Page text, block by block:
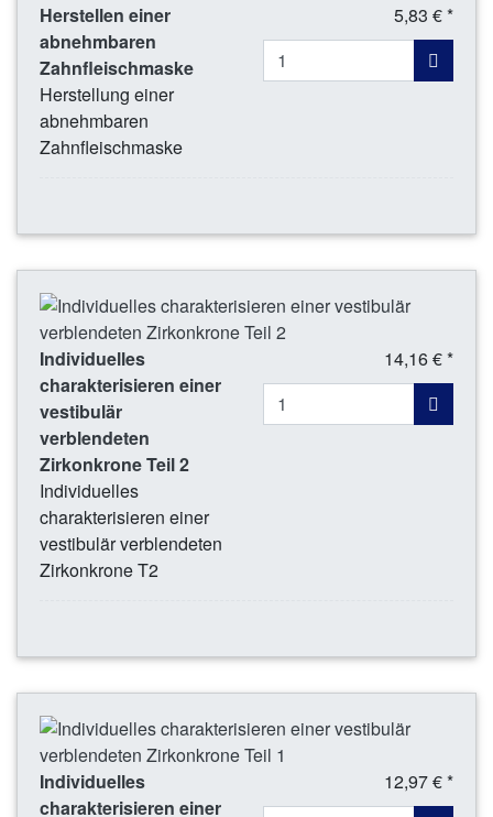
Herstellen einer
abnehmbaren
Zahnfleischmaske
Herstellung einer
abnehmbaren
Zahnfleischmaske
5,83 € *
Individuelles
charakterisieren einer
vestibulär
verblendeten
Zirkonkrone Teil 2
Individuelles
charakterisieren einer
vestibulär verblendeten
Zirkonkrone T2
14,16 € *
Individuelles
charakterisieren einer
12,97 € *